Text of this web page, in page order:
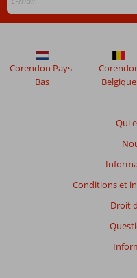
Qui
Conditions et
Droit
Corendon Pays-
Bas
Belgique